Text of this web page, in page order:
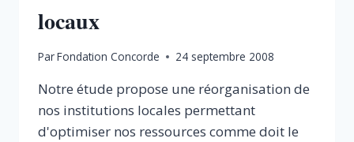
locaux
ParFondation Concorde 24 septembre 2008
Notre étude propose une réorganisation de
nos institutions locales permettant
d'optimiser nos ressources comme doit le